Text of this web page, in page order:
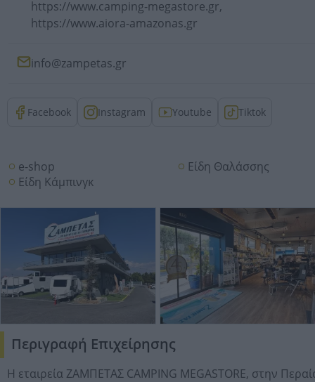
https://www.camping-megastore.gr,
https://www.aiora-amazonas.gr
info@zampetas.gr
Facebook Instagram Youtube Tiktok
e-shop
Είδη Θαλάσσης
Είδη Κάμπινγκ
Περιγραφή Επιχείρησης
Η εταιρεία ΖΑΜΠΕΤΑΣ CAMPING MEGASTORE, στην